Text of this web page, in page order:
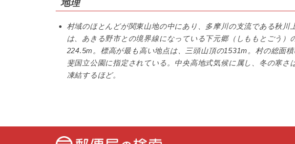
地理
村域のほとんどが関東山地の中にあり、多摩川の支流である秋
は、あきる野市との境界線になっている下元郷（しももとごう
224.5m。標高が最も高い地点は、三頭山頂の1531m。村の総面
斐国立公園に指定されている。中央高地式気候に属し、冬の寒
凍結するほど。